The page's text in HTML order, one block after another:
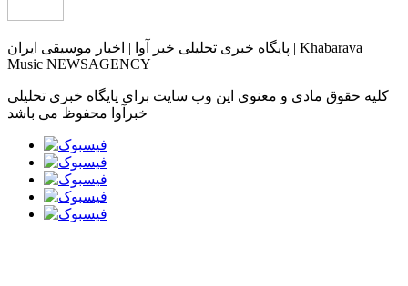
پایگاه خبری تحلیلی خبر آوا | اخبار موسیقی ایران | Khabarava
Music NEWSAGENCY
کلیه حقوق مادی و معنوی این وب سایت برای پایگاه خبری تحلیلی
خبرآوا محفوظ می باشد